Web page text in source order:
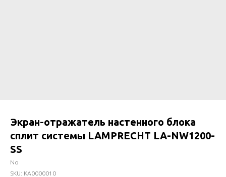
Экран-отражатель настенного блока
сплит системы LAMPRECHT LA-NW1200-
SS
No
SKU: KA0000010